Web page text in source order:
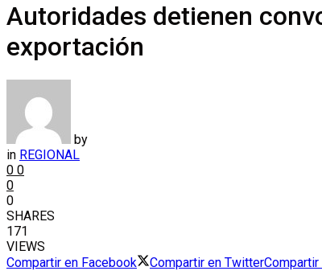
Autoridades detienen
exportación
by
in REGIONAL
0 0
0
0
SHARES
171
VIEWS
Compartir en Facebook
Compartir en Twitter